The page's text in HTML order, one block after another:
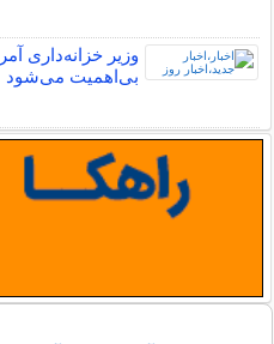
وزیر خزانه‌داری
بی‌اهمیت می‌شود